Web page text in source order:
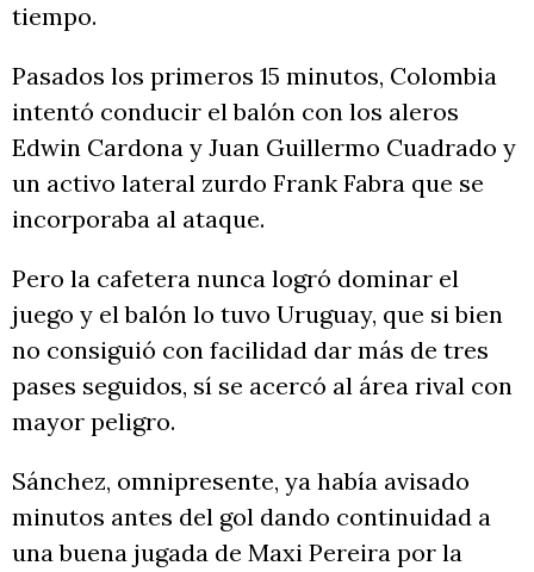
tiempo.
Pasados los primeros 15 minutos, Colombia
intentó conducir el balón con los aleros
Edwin Cardona y Juan Guillermo Cuadrado y
un activo lateral zurdo Frank Fabra que se
incorporaba al ataque.
Pero la cafetera nunca logró dominar el
juego y el balón lo tuvo Uruguay, que si bien
no consiguió con facilidad dar más de tres
pases seguidos, sí se acercó al área rival con
mayor peligro.
Sánchez, omnipresente, ya había avisado
minutos antes del gol dando continuidad a
una buena jugada de Maxi Pereira por la